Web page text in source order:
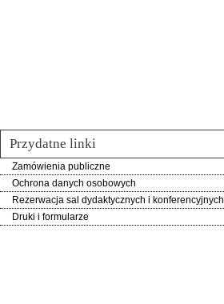
Przydatne linki
Zamówienia publiczne
Ochrona danych osobowych
Rezerwacja sal dydaktycznych i konferencyjnych
Druki i formularze